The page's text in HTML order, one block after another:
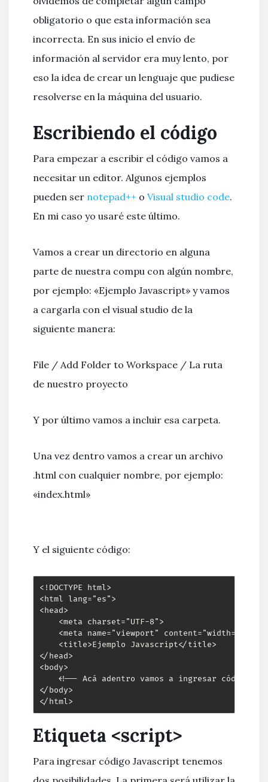
obligatorio o que esta información sea
incorrecta. En sus inicio el envío de
información al servidor era muy lento, por
eso la idea de crear un lenguaje que pudiese
resolverse en la máquina del usuario.
Escribiendo el código
Para empezar a escribir el código vamos a
necesitar un editor. Algunos ejemplos
pueden ser notepad++ o Visual studio code.
En mi caso yo usaré este último.
Vamos a crear un directorio en alguna
parte de nuestra compu con algún nombre,
por ejemplo: «Ejemplo Javascript» y vamos
a cargarla con el visual studio de la
siguiente manera:
File / Add Folder to Workspace / La ruta
de nuestro proyecto
Y por último vamos a incluir esa carpeta.
Una vez dentro vamos a crear un archivo
.html con cualquier nombre, por ejemplo:
«index.html»
Y el siguiente código:
<!DOCTYPE html>
<html lang="es">
<head>
    <meta charset="UTF-8">
<meta name="viewport"
    <title>Ejemplo Javascript</title>
</head>
<body>
<!-- Acá adentro vamos a ingresar código
</body>
</html>
Etiqueta <script>
Para ingresar código Javascript tenemos